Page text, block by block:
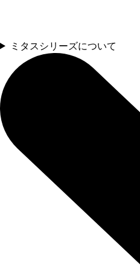
ミタスシリーズについて